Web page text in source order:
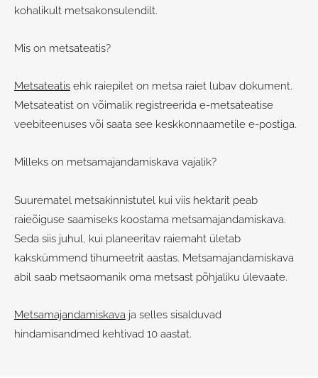
kohalikult metsakonsulendilt.
Mis on metsateatis?
Metsateatis ehk raiepilet on metsa raiet lubav dokument.
Metsateatist on võimalik registreerida e-metsateatise
veebiteenuses või saata see keskkonnaametile e-postiga.
Milleks on metsamajandamiskava vajalik?
Suurematel metsakinnistutel kui viis hektarit peab
raieõiguse saamiseks koostama metsamajandamiskava.
Seda siis juhul, kui planeeritav raiemaht ületab
kakskümmend tihumeetrit aastas. Metsamajandamiskava
abil saab metsaomanik oma metsast põhjaliku ülevaate.
Metsamajandamiskava ja selles sisalduvad
hindamisandmed kehtivad 10 aastat.